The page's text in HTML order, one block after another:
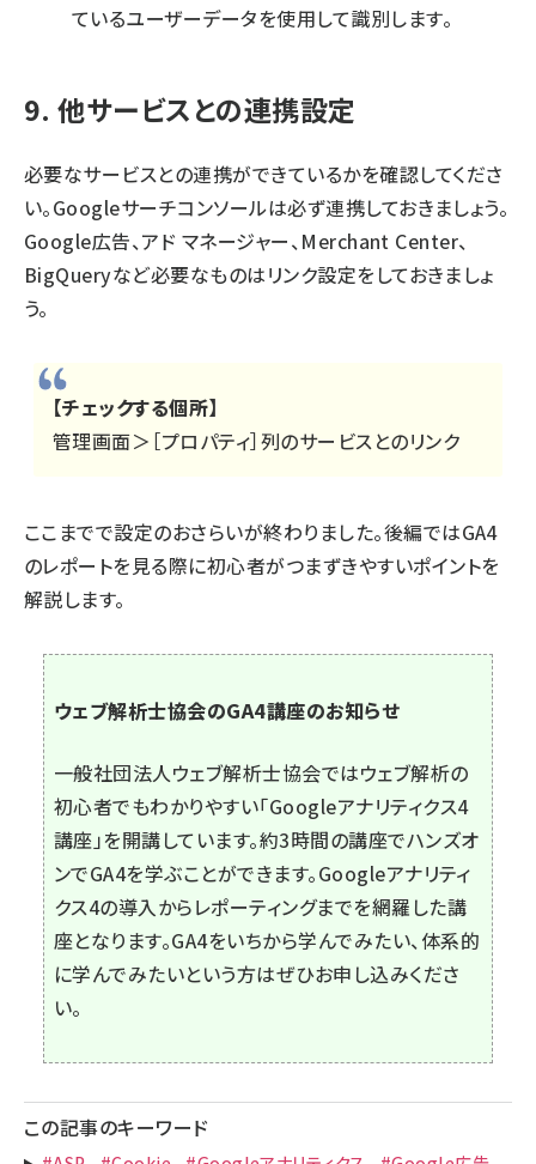
ているユーザーデータを使用して識別します。
9. 他サービスとの連携設定
必要なサービスとの連携ができているかを確認してくださ
い。Googleサーチコンソールは必ず連携しておきましょう。
Google広告、アド マネージャー、Merchant Center、
BigQueryなど必要なものはリンク設定をしておきましょ
う。
【チェックする個所】
管理画面＞［プロパティ］列のサービスとのリンク
ここまでで設定のおさらいが終わりました。後編ではGA4
のレポートを見る際に初心者がつまずきやすいポイントを
解説します。
ウェブ解析士協会のGA4講座のお知らせ
一般社団法人ウェブ解析士協会ではウェブ解析の
初心者でもわかりやすい「Googleアナリティクス4
講座」を開講しています。約3時間の講座でハンズオ
ンでGA4を学ぶことができます。Googleアナリティ
クス4の導入からレポーティングまでを網羅した講
座となります。GA4をいちから学んでみたい、体系的
に学んでみたいという方はぜひお申し込みくださ
い。
この記事のキーワード